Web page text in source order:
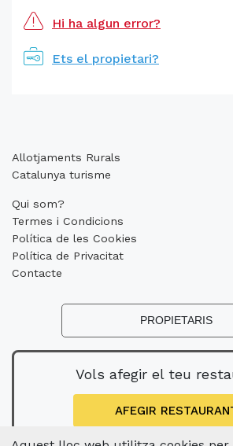
Hi ha algun error?
Ets el propietari?
Allotjaments Rurals
Catalunya turisme
Qui som?
Termes i Condicions
Política de les Cookies
Política de Privacitat
Contacte
PROPIETARIS
Vols afegir el teu
AFEGIR